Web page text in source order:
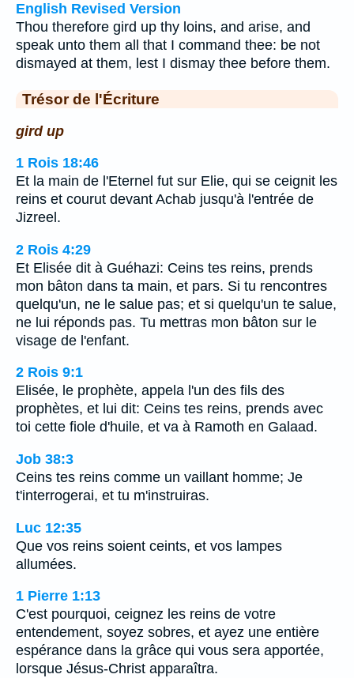
English Revised Version
Thou therefore gird up thy loins, and arise, and
speak unto them all that I command thee: be not
dismayed at them, lest I dismay thee before them.
Trésor de l'Écriture
gird up
1 Rois 18:46
Et la main de l'Eternel fut sur Elie, qui se ceignit les
reins et courut devant Achab jusqu'à l'entrée de
Jizreel.
2 Rois 4:29
Et Elisée dit à Guéhazi: Ceins tes reins, prends
mon bâton dans ta main, et pars. Si tu rencontres
quelqu'un, ne le salue pas; et si quelqu'un te salue,
ne lui réponds pas. Tu mettras mon bâton sur le
visage de l'enfant.
2 Rois 9:1
Elisée, le prophète, appela l'un des fils des
prophètes, et lui dit: Ceins tes reins, prends avec
toi cette fiole d'huile, et va à Ramoth en Galaad.
Job 38:3
Ceins tes reins comme un vaillant homme; Je
t'interrogerai, et tu m'instruiras.
Luc 12:35
Que vos reins soient ceints, et vos lampes
allumées.
1 Pierre 1:13
C'est pourquoi, ceignez les reins de votre
entendement, soyez sobres, et ayez une entière
espérance dans la grâce qui vous sera apportée,
lorsque Jésus-Christ apparaîtra.